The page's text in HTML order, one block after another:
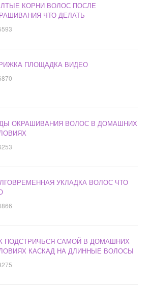
КОРНИ ВОЛОС ПОСЛЕ
ЧТО ДЕЛАТЬ
ПЛОЩАДКА ВИДЕО
ОКРАШИВАНИЯ ВОЛОС В ДОМАШНИХ
УКЛАДКА ВОЛОС ЧТО
ПОДСТРИЧЬСЯ САМОЙ В ДОМАШНИХ
КАСКАД НА ДЛИННЫЕ ВОЛОСЫ